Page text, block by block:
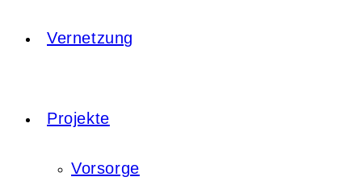
Vernetzung
Projekte
Vorsorge